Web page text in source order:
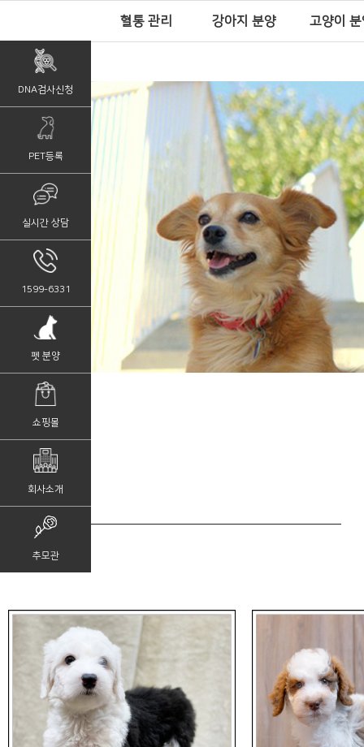
혈통 관리 강아지 분양 고양이 분
DNA검사신청
PET등록
실시간 상담
1599-6331
펫 분양
쇼핑몰
회사소개
추모관